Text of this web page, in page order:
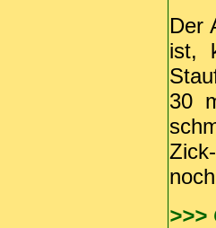
Der
ist,
30
>>>